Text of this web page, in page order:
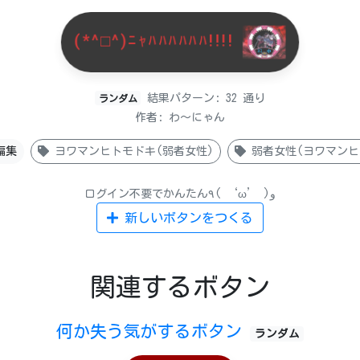
(*^□^)ﾆｬﾊﾊﾊﾊﾊﾊ!!!!
ランダム
結果パターン: 32 通り
作者: わ〜にゃん
集 ヨワマンヒトモドキ(弱者女性) 弱者女性(ヨワマンヒ
ログイン不要でかんたん٩( ‘ω’ )و
新しいボタンをつくる
関連するボタン
何か失う気がするボタン ランダム